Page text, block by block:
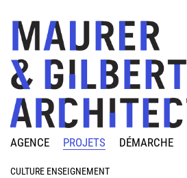
AGENCE PROJETS DÉMARCHE
CULTURE ENSEIGNEMENT